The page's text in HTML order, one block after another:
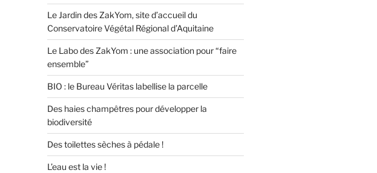
Le Jardin des ZakYom, site d’accueil du
Conservatoire Végétal Régional d’Aquitaine
Le Labo des ZakYom : une association pour “faire
ensemble”
BIO : le Bureau Véritas labellise la parcelle
Des haies champêtres pour développer la
biodiversité
Des toilettes sèches à pédale !
L’eau est la vie !